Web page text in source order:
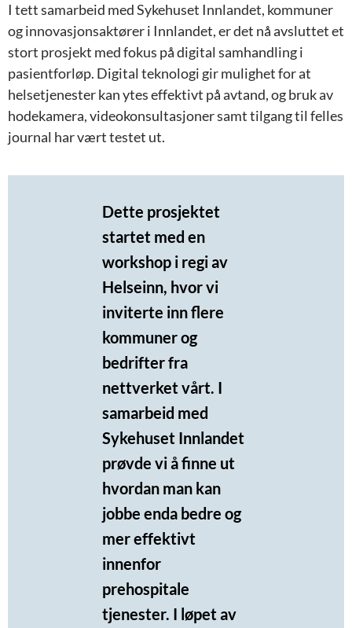
I tett samarbeid med Sykehuset Innlandet, kommuner
og innovasjonsaktører i Innlandet, er det nå avsluttet et
stort prosjekt med fokus på digital samhandling i
pasientforløp. Digital teknologi gir mulighet for at
helsetjenester kan ytes effektivt på avtand, og bruk av
hodekamera, videokonsultasjoner samt tilgang til felles
journal har vært testet ut.
Dette prosjektet
startet med en
workshop i regi av
Helseinn, hvor vi
inviterte inn flere
kommuner og
bedrifter fra
nettverket vårt. I
samarbeid med
Sykehuset Innlandet
prøvde vi å finne ut
hvordan man kan
jobbe enda bedre og
mer effektivt
innenfor
prehospitale
tjenester. I løpet av